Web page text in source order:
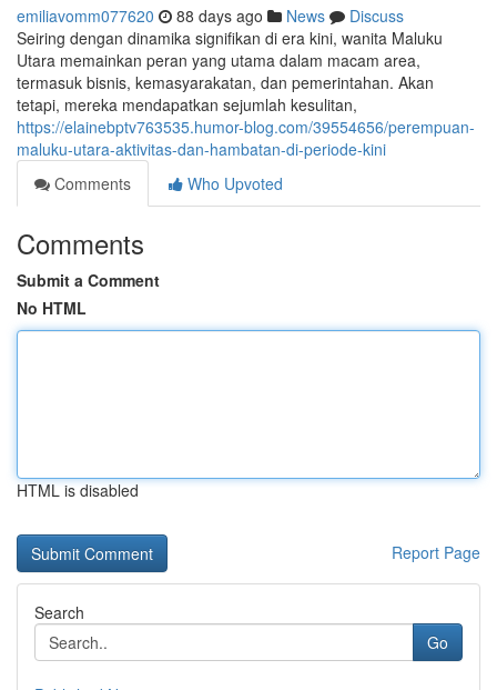
emiliavomm077620 88 days ago News
Discuss
Seiring dengan dinamika signifikan di era kini, wanita Maluku
Utara memainkan peran yang utama dalam macam area,
termasuk bisnis, kemasyarakatan, dan pemerintahan. Akan
tetapi, mereka mendapatkan sejumlah kesulitan,
https://elainebptv763535.humor-blog.com/39554656/perempuan-
maluku-utara-aktivitas-dan-hambatan-di-periode-kini
Comments
Who Upvoted
Comments
Submit a Comment
No HTML
HTML is disabled
Report Page
Search
Go